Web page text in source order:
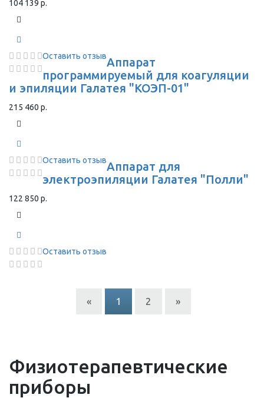
104 139 р.
Оставить отзывАппарат
программируемый для коагуляции
и эпиляции Галатея "КОЭП-01"
215 460 р.
Оставить отзывАппарат для
электроэпиляции Галатея "Полли"
122 850 р.
Оставить отзыв
« 1 2 »
Физиотерапевтические
приборы